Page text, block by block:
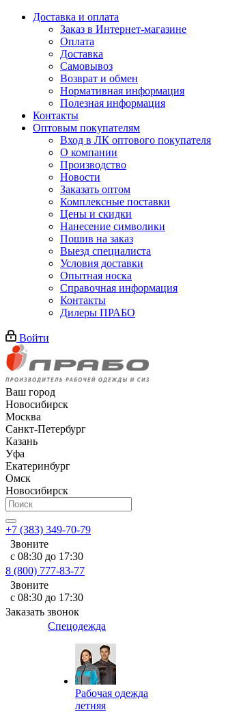
Доставка и оплата
Заказ в Интернет-магазине
Оплата
Доставка
Самовывоз
Возврат и обмен
Нормативная информация
Полезная информация
Контакты
Оптовым покупателям
Вход в ЛК оптового покупателя
О компании
Производство
Новости
Заказать оптом
Комплексные поставки
Цены и скидки
Нанесение символики
Пошив на заказ
Выезд специалиста
Условия доставки
Опытная носка
Справочная информация
Контакты
Дилеры ПРАБО
Войти
Ваш город
Новосибирск
Москва
Санкт-Петербург
Казань
Уфа
Екатеринбург
Омск
Новосибирск
+7 (383) 349-70-79
Звоните
с 08:30 до 17:30
8 (800) 777-83-77
Звоните
с 08:30 до 17:30
Заказать звонок
Спецодежда
Рабочая одежда
летняя